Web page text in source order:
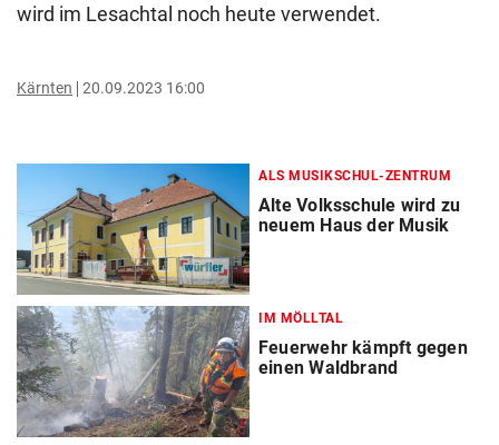
wird im Lesachtal noch heute verwendet.
Kärnten 20.09.2023 16:00
ALS MUSIKSCHUL-ZENTRUM
Alte Volksschule wird zu
neuem Haus der Musik
IM MÖLLTAL
Feuerwehr kämpft gegen
einen Waldbrand